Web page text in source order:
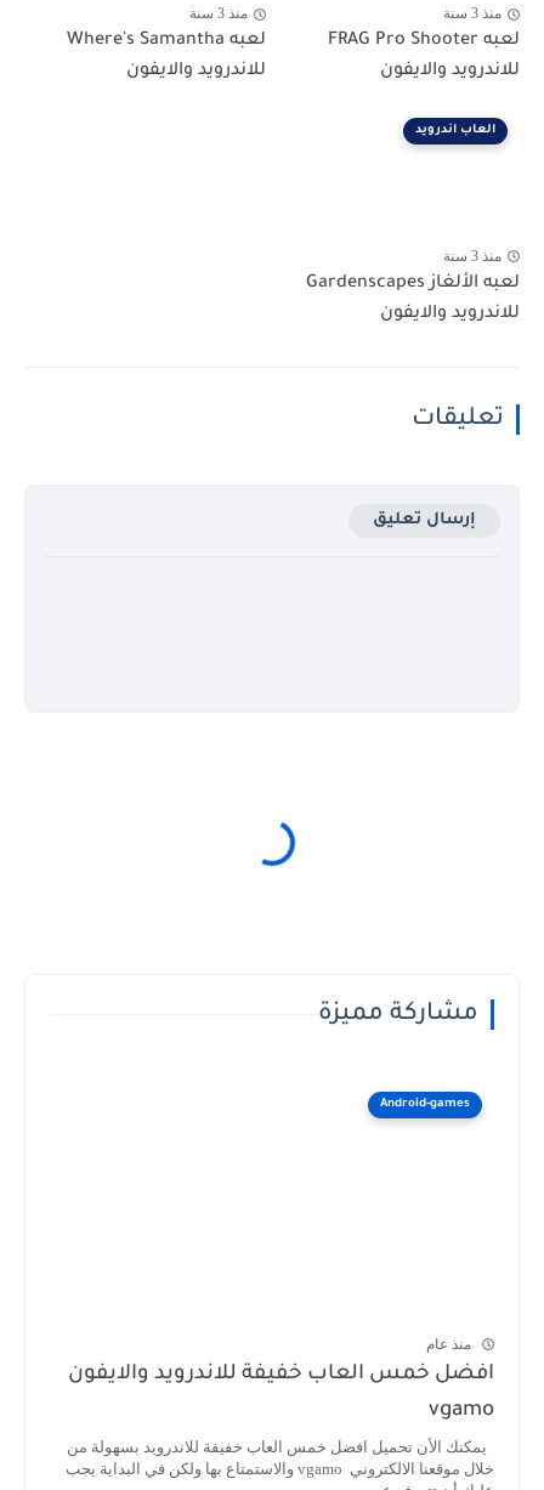
منذ 3 سنة
لعبه FRAG Pro Shooter
للاندرويد والايفون
منذ 3 سنة
لعبه Where's Samantha
للاندرويد والايفون
العاب اندرويد
منذ 3 سنة
لعبه الألغاز Gardenscapes
للاندرويد والايفون
تعليقات
إرسال تعليق
مشاركة مميزة
Android-games
منذ عام
افضل خمس العاب خفيفة للاندرويد والايفون
vgamo
يمكنك الأن تحميل افضل خمس العاب خفيفة للاندرويد بسهولة من
خلال موقعنا الالكتروني vgamo والاستمتاع بها ولكن في البداية يجب